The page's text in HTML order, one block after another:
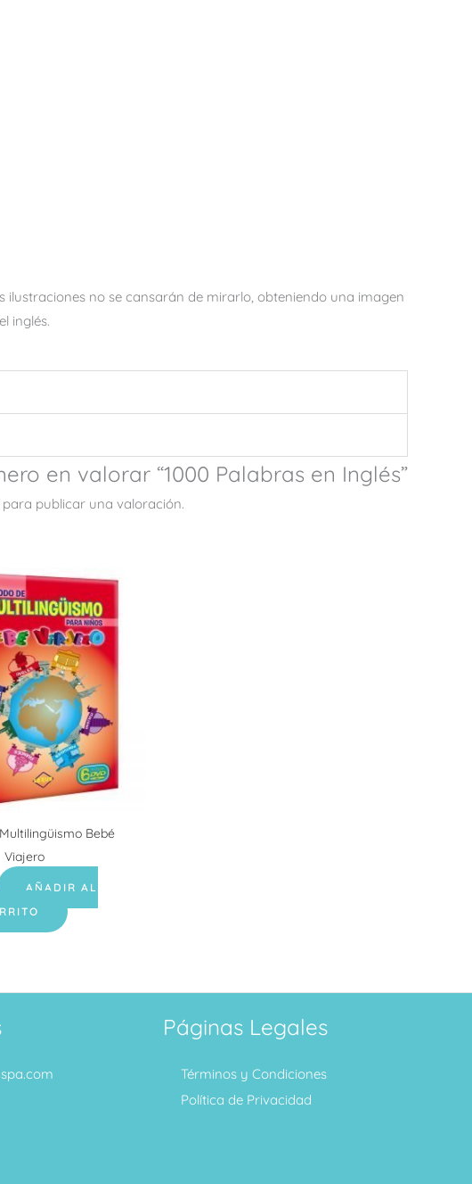
no se cansarán de mirarlo, obteniendo una imagen
inglés.
en valorar “1000 Palabras en Inglés”
para publicar una valoración.
Bebé
Viajero
AÑADIR AL
Páginas Legales
Términos y Condiciones
Política de Privacidad